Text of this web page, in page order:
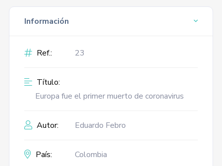
Información
Ref.: 23
Título:
Europa fue el primer muerto de coronavirus
Autor: Eduardo Febro
País: Colombia